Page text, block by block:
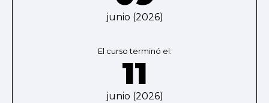
junio (2026)
El curso terminó el:
11
junio (2026)